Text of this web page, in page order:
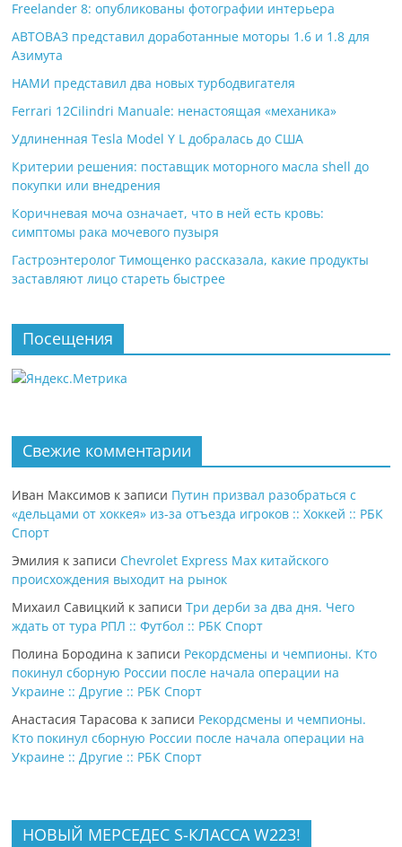
Freelander 8: опубликованы фотографии интерьера
АВТОВАЗ представил доработанные моторы 1.6 и 1.8 для
Азимута
НАМИ представил два новых турбодвигателя
Ferrari 12Cilindri Manuale: ненастоящая «механика»
Удлиненная Tesla Model Y L добралась до США
Критерии решения: поставщик моторного масла shell до
покупки или внедрения
Коричневая моча означает, что в ней есть кровь:
симптомы рака мочевого пузыря
Гастроэнтеролог Тимощенко рассказала, какие продукты
заставляют лицо стареть быстрее
Посещения
Свежие комментарии
Иван Максимов к записи Путин призвал разобраться с
«дельцами от хоккея» из-за отъезда игроков :: Хоккей :: РБК
Спорт
Эмилия к записи Chevrolet Express Max китайского
происхождения выходит на рынок
Михаил Савицкий к записиТри дерби за два дня. Чего
ждать от тура РПЛ :: Футбол :: РБК Спорт
Полина Бородина к записи Рекордсмены и чемпионы. Кто
покинул сборную России после начала операции на
Украине :: Другие :: РБК Спорт
Анастасия Тарасова к записи Рекордсмены и чемпионы.
Кто покинул сборную России после начала операции на
Украине :: Другие :: РБК Спорт
НОВЫЙ МЕРСЕДЕС S-КЛАССА W223!